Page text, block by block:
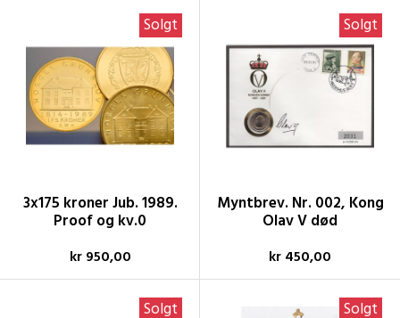
3x175 kroner Jub. 1989.
Proof og kv.0
kr 950,00
Solgt
Myntbrev. Nr. 002, Kong
Olav V død
kr 450,00
Solgt
Solgt Solgt